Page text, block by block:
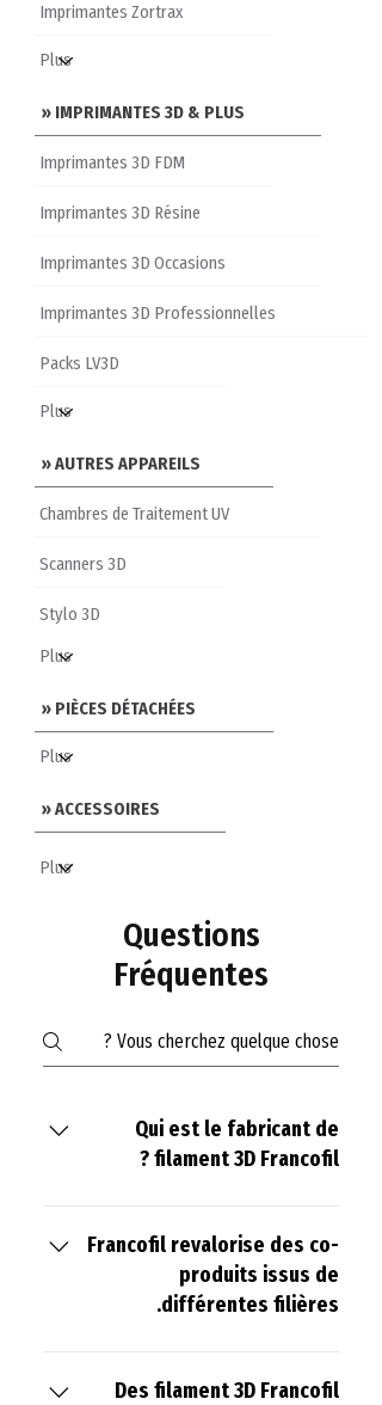
Imprimantes Zortrax
» IMPRIMANTES 3D & PLUS
Imprimantes 3D FDM
Imprimantes 3D Résine
Imprimantes 3D Occasions
Imprimantes 3D Professionnelles
Packs LV3D
» AUTRES APPAREILS
Chambres de Traitement UV
Scanners 3D
Stylo 3D
» PIÈCES DÉTACHÉES
» ACCESSOIRES
Questions
Fréquentes
Qui est le fabricant de
filament 3D Francofil ?
Créée en 2017, Francofil est une
entreprise française spécialisée dans
le développement et la fabrication de
filaments destinés à l’impression 3D.
conduit de nombreux acteurs comme
la Région Normandie, Normandie
Francofil revalorise des co-
produits issus de
différentes filières.
Au-delà des filaments standards,
Francofil a su élargir sa gamme en
Des filament 3D Francofil